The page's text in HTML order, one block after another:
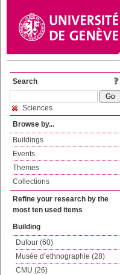
Search
Sciences
Browse by...
Buildings
Events
Themes
Collections
Refine your research by the
most ten used items
Building
Dufour (60)
Musée d’ethnographie (28)
CMU (26)